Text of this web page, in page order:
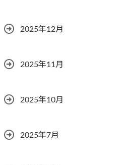
2025年12月
2025年11月
2025年10月
2025年7月